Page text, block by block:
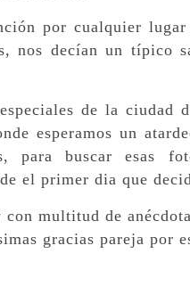
por cualquier
nos decían un típico
de la ciudad
esperamos un
buscar esas
el primer dia que
multitud de
gracias pareja por